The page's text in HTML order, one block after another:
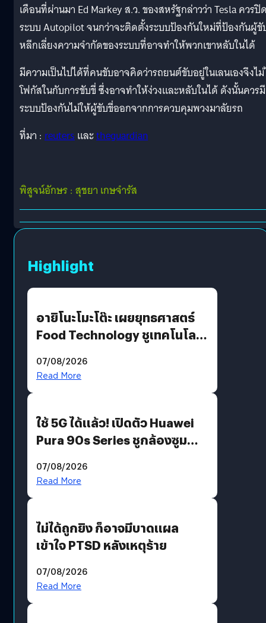
เดือนที่ผ่านมา Ed Markey ส.ว. ของสหรัฐกล่าวว่า Tesla ควรปิ
ระบบ Autopilot จนกว่าจะติดตั้งระบบป้องกันใหม่ที่ป้องกันผู้ขั
หลีกเลี่ยงความจำกัดของระบบที่อาจทำให้พวกเขาหลับในได้
มีความเป็นไปได้ที่คนขับอาจคิดว่ารถยนต์ขับอยู่ในเลนเองจึงไ
โฟกัสในกับการขับขี่ ซึ่งอาจทำให้ง่วงและหลับในได้ ดังนั้นควรมี
ระบบป้องกันไม่ให้ผู้ขับขี่ออกจากการควบคุมพวงมาลัยรถ
ที่มา : reutersและtheguardian
พิสูจน์อักษร : สุชยา เกษจำรัส
Highlight
อายิโนะโมะโต๊ะ เผยยุทธศาสตร์
Food Technology ชูเทคโนโลยี
บริโภคและ B2B
07/08/2026
Read More
ใช้ 5G ได้แล้ว! เปิดตัว Huawei
Pura 90s Series ชูกล้องซูม
07/08/2026
Read More
ไม่ได้ถูกยิง ก็อาจมีบาดแผล
เข้าใจ PTSD หลังเหตุร้าย
07/08/2026
Read More